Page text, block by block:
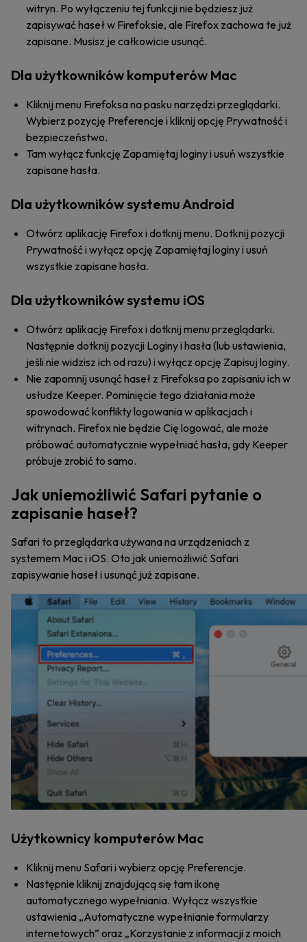
witryn. Po wyłączeniu tej funkcji nie będziesz już
zapisywać haseł w Firefoksie, ale Firefox zachowa te już
zapisane. Musisz je całkowicie usunąć.
Dla użytkowników komputerów Mac
Kliknij menu Firefoksa na pasku narzędzi przeglądarki.
Wybierz pozycję Preferencje i kliknij opcję Prywatność i
bezpieczeństwo.
Tam wyłącz funkcję Zapamiętaj loginy i usuń wszystkie
zapisane hasła.
Dla użytkowników systemu Android
Otwórz aplikację Firefox i dotknij menu. Dotknij pozycji
Prywatność i wyłącz opcję Zapamiętaj loginy i usuń
wszystkie zapisane hasła.
Dla użytkowników systemu iOS
Otwórz aplikację Firefox i dotknij menu przeglądarki.
Następnie dotknij pozycji Loginy i hasła (lub ustawienia,
jeśli nie widzisz ich od razu) i wyłącz opcję Zapisuj loginy.
Nie zapomnij usunąć haseł z Firefoksa po zapisaniu ich w
usłudze Keeper. Pominięcie tego działania może
spowodować konflikty logowania w aplikacjach i
witrynach. Firefox nie będzie Cię logować, ale może
próbować automatycznie wypełniać hasła, gdy Keeper
próbuje zrobić to samo.
Jak uniemożliwić Safari pytanie o
zapisanie haseł?
Safari to przeglądarka używana na urządzeniach z
systemem Mac i iOS. Oto jak uniemożliwić Safari
zapisywanie haseł i usunąć już zapisane.
Użytkownicy komputerów Mac
Kliknij menu Safari i wybierz opcję Preferencje.
Następnie kliknij znajdującą się tam ikonę
automatycznego wypełniania. Wyłącz wszystkie
ustawienia „Automatyczne wypełnianie formularzy
internetowych” oraz „Korzystanie z informacji z moich